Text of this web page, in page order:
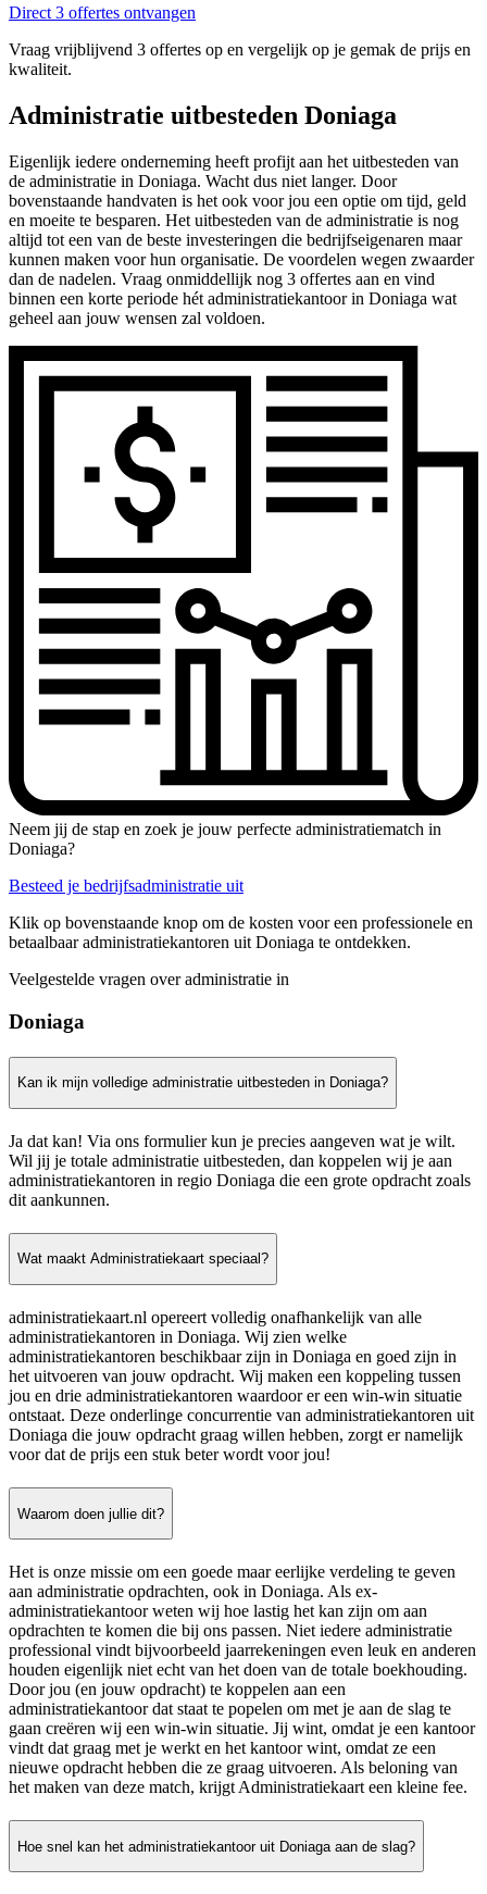
Direct 3 offertes ontvangen
Vraag vrijblijvend 3 offertes op en vergelijk op je gemak de prijs en
kwaliteit.
Administratie uitbesteden Doniaga
Eigenlijk iedere onderneming heeft profijt aan het uitbesteden van
de administratie in Doniaga. Wacht dus niet langer. Door
bovenstaande handvaten is het ook voor jou een optie om tijd, geld
en moeite te besparen. Het uitbesteden van de administratie is nog
altijd tot een van de beste investeringen die bedrijfseigenaren maar
kunnen maken voor hun organisatie. De voordelen wegen zwaarder
dan de nadelen. Vraag onmiddellijk nog 3 offertes aan en vind
binnen een korte periode hét administratiekantoor in Doniaga wat
geheel aan jouw wensen zal voldoen.
Neem jij de stap en zoek je jouw perfecte administratiematch in
Doniaga?
Besteed je bedrijfsadministratie uit
Klik op bovenstaande knop om de kosten voor een professionele en
betaalbaar administratiekantoren uit Doniaga te ontdekken.
Veelgestelde vragen over administratie in
Doniaga
Kan ik mijn volledige administratie uitbesteden in Doniaga?
Ja dat kan! Via ons formulier kun je precies aangeven wat je wilt.
Wil jij je totale administratie uitbesteden, dan koppelen wij je aan
administratiekantoren in regio Doniaga die een grote opdracht zoals
dit aankunnen.
Wat maakt Administratiekaart speciaal?
administratiekaart.nl opereert volledig onafhankelijk van alle
administratiekantoren in Doniaga. Wij zien welke
administratiekantoren beschikbaar zijn in Doniaga en goed zijn in
het uitvoeren van jouw opdracht. Wij maken een koppeling tussen
jou en drie administratiekantoren waardoor er een win-win situatie
ontstaat. Deze onderlinge concurrentie van administratiekantoren uit
Doniaga die jouw opdracht graag willen hebben, zorgt er namelijk
voor dat de prijs een stuk beter wordt voor jou!
Waarom doen jullie dit?
Het is onze missie om een goede maar eerlijke verdeling te geven
aan administratie opdrachten, ook in Doniaga. Als ex-
administratiekantoor weten wij hoe lastig het kan zijn om aan
opdrachten te komen die bij ons passen. Niet iedere administratie
professional vindt bijvoorbeeld jaarrekeningen even leuk en anderen
houden eigenlijk niet echt van het doen van de totale boekhouding.
Door jou (en jouw opdracht) te koppelen aan een
administratiekantoor dat staat te popelen om met je aan de slag te
gaan creëren wij een win-win situatie. Jij wint, omdat je een kantoor
vindt dat graag met je werkt en het kantoor wint, omdat ze een
nieuwe opdracht hebben die ze graag uitvoeren. Als beloning van
het maken van deze match, krijgt Administratiekaart een kleine fee.
Hoe snel kan het administratiekantoor uit Doniaga aan de slag?